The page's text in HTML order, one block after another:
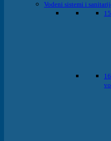
Vodeni sistemi i